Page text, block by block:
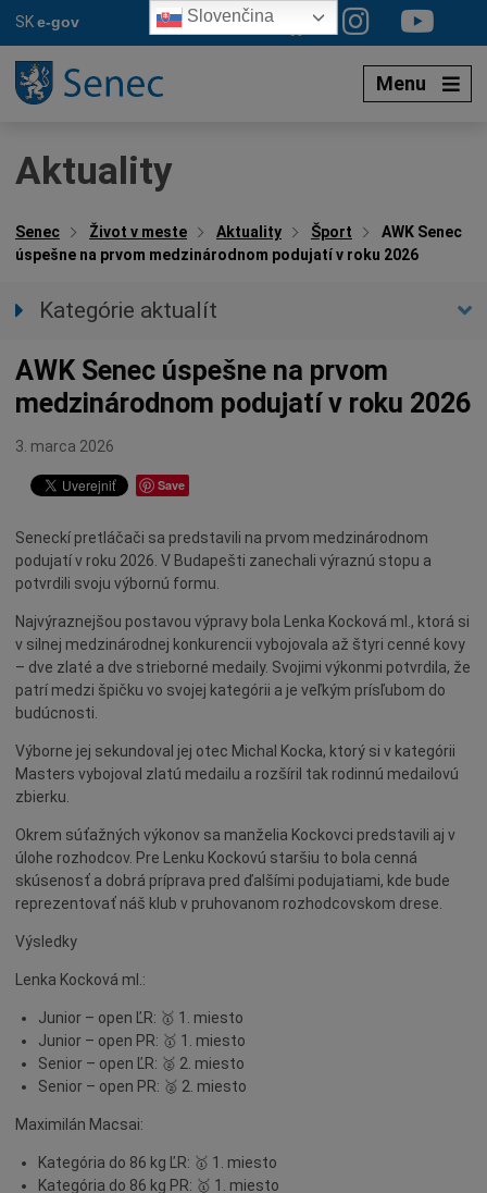
SKe-gov
Menu
Aktuality
Senec Život v meste Aktuality Šport
AWK Senec
úspešne na prvom medzinárodnom podujatí v roku 2026
Kategórie aktualít
Spravodajstvo
Parkovacia politika
Kultúra
Ocenenia
Údržba
Doprava
Mestský úrad
Projekty
Primátor
Otázky a odpovede
Napísali o nás
História
Ocenenia
Šport
Naše školy
Seniori
Partnerské mestá
Národnostné menšiny
Podujatie
Cyklomesto
AWK Senec úspešne na prvom
medzinárodnom podujatí v roku 2026
3. marca 2026
Save
Seneckí pretláčači sa predstavili na prvom medzinárodnom
podujatí v roku 2026. V Budapešti zanechali výraznú stopu a
potvrdili svoju výbornú formu.
Najvýraznejšou postavou výpravy bola Lenka Kocková ml., ktorá si
v silnej medzinárodnej konkurencii vybojovala až štyri cenné kovy
– dve zlaté a dve strieborné medaily. Svojimi výkonmi potvrdila, že
patrí medzi špičku vo svojej kategórii a je veľkým prísľubom do
budúcnosti.
Výborne jej sekundoval jej otec Michal Kocka, ktorý si v kategórii
Masters vybojoval zlatú medailu a rozšíril tak rodinnú medailovú
zbierku.
Okrem súťažných výkonov sa manželia Kockovci predstavili aj v
úlohe rozhodcov. Pre Lenku Kockovú staršiu to bola cenná
skúsenosť a dobrá príprava pred ďalšími podujatiami, kde bude
reprezentovať náš klub v pruhovanom rozhodcovskom drese.
Výsledky
Lenka Kocková ml.:
Junior – open ĽR: 🥇 1. miesto
Junior – open PR: 🥇 1. miesto
Senior – open ĽR: 🥈 2. miesto
Senior – open PR: 🥈 2. miesto
Maximilán Macsai:
Kategória do 86 kg ĽR: 🥇 1. miesto
Kategória do 86 kg PR: 🥇 1. miesto
Slovenčina